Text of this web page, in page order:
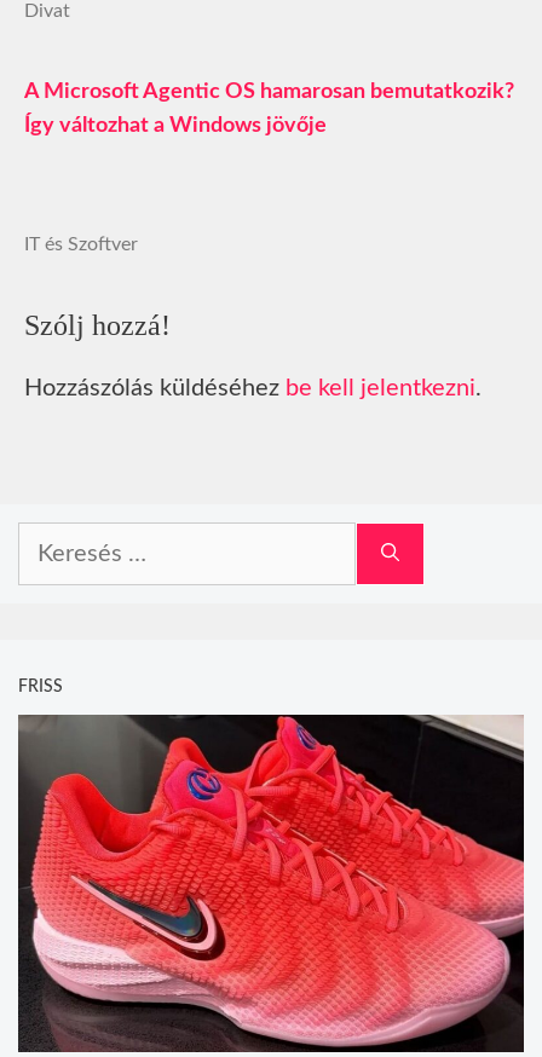
Divat
A Microsoft Agentic OS hamarosan bemutatkozik?
Így változhat a Windows jövője
IT és Szoftver
Szólj hozzá!
Hozzászólás küldéséhez be kell jelentkezni.
FRISS